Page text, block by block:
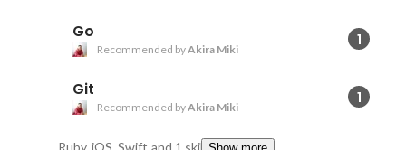
Go 1
Recommended byAkira Miki
Git 1
Recommended byAkira Miki